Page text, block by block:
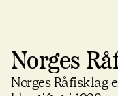
Norges
Norges Råfisklag